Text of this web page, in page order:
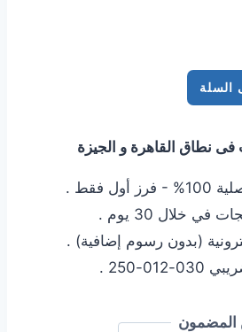
السلة
نطاق القاهرة و الجيزة
فقط .
خلال 30 يوم .
(بدون رسوم إضافية) .
250 .
المضمون